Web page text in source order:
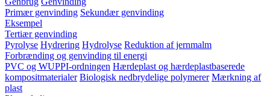
Primær genvinding Sekundær genvinding
Eksempel
Tertiær genvinding
Pyrolyse Hydrering Hydrolyse Reduktion af jernmalm
Forbrænding og genvinding til energi
PVC og WUPPI-ordningen Hærdeplast og hærdeplastbaserede
kompositmaterialer Biologisk nedbrydelige polymerer Mærkning af
plast